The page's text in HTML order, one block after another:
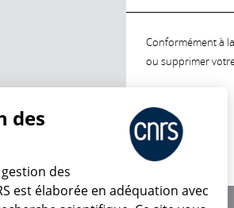
Conformément à
ou supprimer
des
des
est élaborée en adéquation avec